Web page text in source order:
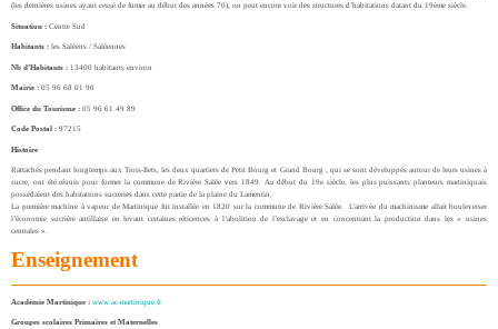
(les dernières usines ayant cessé de fumer au début des années 70), on peut encore voir des structures d’habitations datant du 19ème siècle.
Situation : Centre Sud
Habitants : les Saléens / Saléennes
Nb d’Habitants : 13400 habitants environ
Mairie : 05 96 68 01 90
Office du Tourisme : 05 96 61 49 89
Code Postal : 97215
Histoire
Rattachés pendant longtemps aux Trois-Ilets, les deux quartiers de Petit Bourg et Grand Bourg , qui se sont développés autour de leurs usines à
sucre, ont été réunis pour former la commune de Rivière Salée vers 1849. Au début du 19e siècle, les plus puissants planteurs martiniquais
possédaient des habitations sucreries dans cette partie de la plaine du Lamentin.
La première machine à vapeur de Martinique fut installée en 1820 sur la commune de Rivière Salée. L’arrivée du machinisme allait bouleverser
l’économie sucrière antillaise en levant certaines réticences à l’abolition de l’esclavage et en concentrant la production dans les « usines
centrales ».
Enseignement
Académie Martinique : www.ac-martinique.fr
Groupes scolaires Primaires et Maternelles